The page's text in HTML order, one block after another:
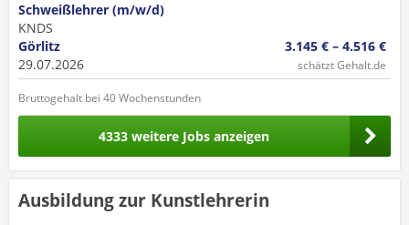
Schweißlehrer (m/w/d)
KNDS
Görlitz
29.07.2026
3.145 € – 4.516 €
schätzt Gehalt.de
Bruttogehalt bei 40 Wochenstunden
4333 weitere Jobs anzeigen
Ausbildung zur Kunstlehrerin